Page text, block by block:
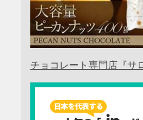
チョコレート専門店『サ